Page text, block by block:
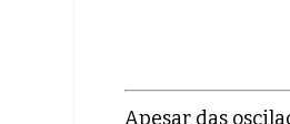
Apesar das